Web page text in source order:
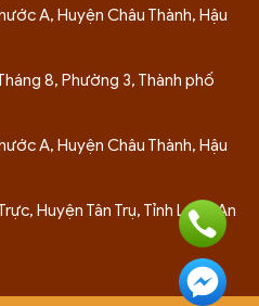
A, Huyện Châu Thành, Hậu
8, Phường 3, Thành phố
A, Huyện Châu Thành, Hậu
Huyện Tân Trụ, Tỉnh Long An